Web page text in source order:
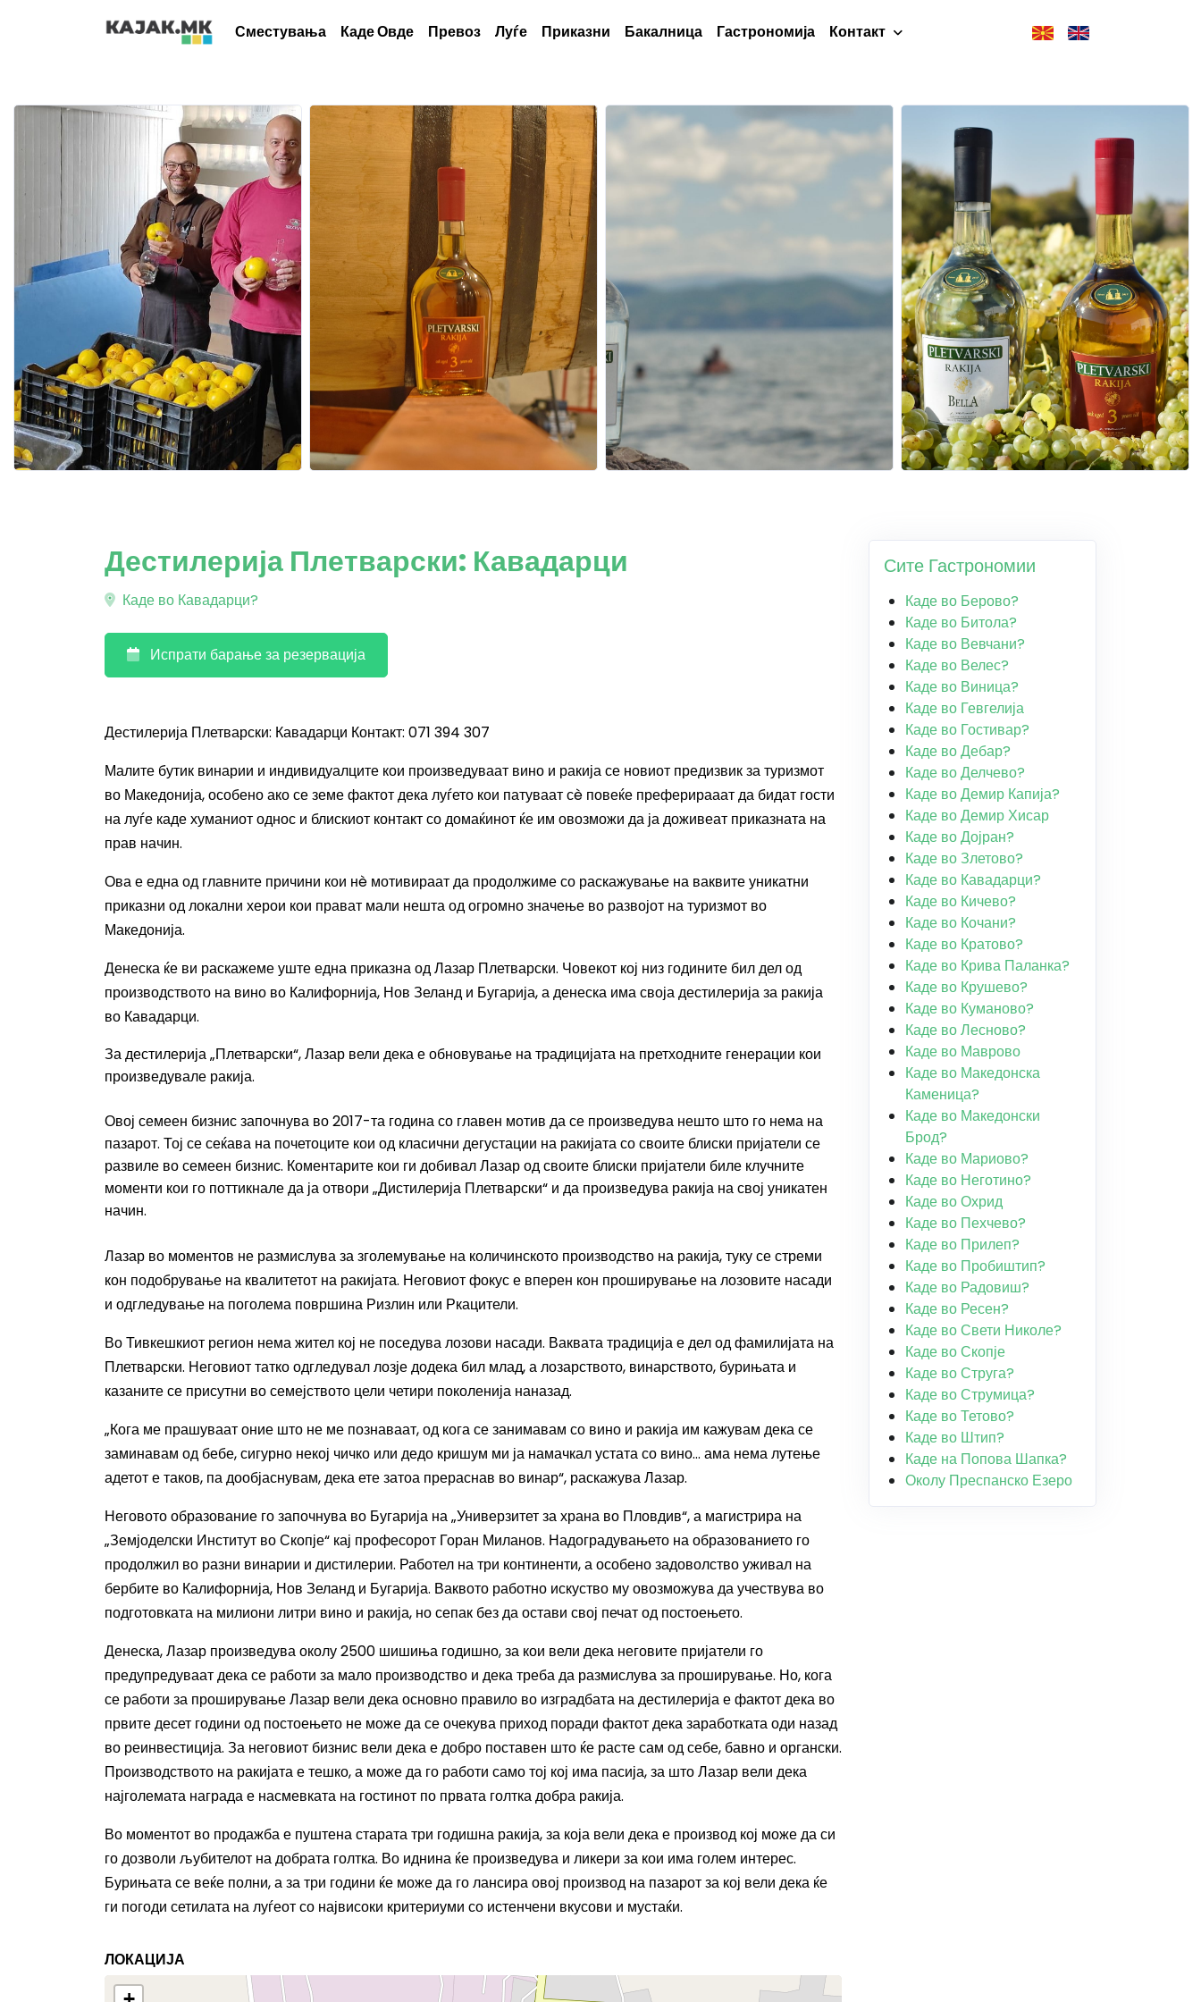
Сместувања Каде Овде Превоз Луѓе Приказни Бакалница Гастрономија Контакт
Дестилерија Плетварски: Кавадарци
Каде во Кавадарци?
Испрати барање за резервација
Дестилерија Плетварски: Кавадарци Контакт: 071 394 307
Малите бутик винарии и индивидуалците кои произведуваат вино и ракија се новиот предизвик за туризмот
во Македонија, особено ако се земе фактот дека луѓето кои патуваат сè повеќе преферирааат да бидат гости
на луѓе кадехуманиот однос и блискиот контакт содомаќинот ќе им овозможи да ја доживеат приказната на
прав начин.
Ова е една од главните причини кои нè мотивираатда продолжиме со раскажување на ваквите уникатни
приказни од локални херои кои прават мали нешта од огромно значење во развојот на туризмот во
Македонија.
Денеска ќе ви раскажеме уште една приказна одЛазар Плетварски. Човекот кој низ годините бил дел од
производството на вино во Калифорнија, Нов Зеланд и Бугарија, а денеска има својадестилерија за ракија
во Кавадарци.
За дестилерија „Плетварски“, Лазар вели дека е обновување на традицијата на претходните генерации кои
произведувале ракија.
Овој семеен бизнис започнува во 2017-та година со главен мотив да се произведува нешто што го нема на
пазарот. Тој се сеќава на почетоците кои од класични дегустации на ракијата со своите блиски пријатели се
развиле во семеен бизнис. Коментарите кои ги добивал Лазар од своите блиски пријатели биле клучните
моменти кои го поттикнале да ја отвори „Дистилерија Плетварски“ и да произведува ракија на свој уникатен
начин.
Лазар во моментов не размислува за зголемување на количинското производство на ракија, туку се стреми
кон подобрување на квалитетот на ракијата. Неговиот фокус е вперен кон проширување на лозовите насади
и одгледување на поголема површина Ризлин или Ркацители.
Во Тивкешкиот регион нема жител кој не поседува лозови насади. Ваквата традиција е дел од фамилијата на
Плетварски. Неговиот татко одгледувал лозје додека бил млад, а лозарството, винарството, бурињата и
казаните се присутни во семејството цели четири поколенија наназад.
„Кога ме прашуваат оние што не ме познаваат, од кога се занимавам со вино и ракија им кажувам декасе
заминавам од бебе, сигурно некој чичко или дедо кришум ми ја намачкал устата со вино... ама нема лутење
адетот е таков, па дообјаснувам, дека ете затоа прераснав во винар“, раскажува Лазар.
Неговото образование го започнува во Бугарија на „Универзитет за храна во Пловдив“, а магистрира на
„Земјоделски Институт во Скопје“ кај професорот Горан Миланов. Надоградувањето на образованието го
продолжил во разни винарии и дистилерии. Работел на три континенти, а особено задоволство уживал на
бербите во Калифорнија, Нов Зеланд и Бугарија. Ваквото работно искуство му овозможува да учествува во
подготовката на милиони литри вино и ракија, но сепак без да остави свој печат од постоењето.
Денеска, Лазар произведува околу 2500 шишиња годишно, за кои вели дека неговите пријатели го
предупредуваат дека се работи за мало производство и дека треба да размислува за проширување. Но, кога
се работи за проширување Лазар вели дека основно правило во изградбата на дестилерија е фактот дека во
првите десет години од постоењето не може да се очекува приход поради фактот дека заработката оди назад
во реинвестиција. За неговиот бизнис вели дека е добро поставен што ќе расте сам од себе, бавно и органски.
Производството на ракијата е тешко, а може да го работи само тој кој има пасија, за што Лазар вели дека
најголемата награда е насмевката на гостинот по првата голтка добра ракија.
Во моментот во продажба е пуштена старата три годишна ракија, за која вели дека е производ кој може да си
го дозволи љубителот на добрата голтка. Во иднина ќе произведува и ликери за кои има голем интерес.
Бурињата се веќе полни, а за три години ќе може да го лансира овој производ на пазарот за кој вели дека ќе
ги погоди сетилата на луѓеот со највисоки критериуми со истенчени вкусови и мустаќи.
ЛОКАЦИЈА
Сите Гастрономии
Каде во Берово?
Каде во Битола?
Каде во Вевчани?
Каде во Велес?
Каде во Виница?
Каде во Гевгелија
Каде во Гостивар?
Каде во Дебар?
Каде во Делчево?
Каде во Демир Капија?
Каде во Демир Хисар
Каде во Дојран?
Каде во Злетово?
Каде во Кавадарци?
Каде во Кичево?
Каде во Кочани?
Каде во Кратово?
Каде во Крива Паланка?
Каде во Крушево?
Каде во Куманово?
Каде во Лесново?
Каде во Маврово
Каде во Македонска
Каменица?
Каде во Македонски
Брод?
Каде во Мариово?
Каде во Неготино?
Каде во Охрид
Каде во Пехчево?
Каде во Прилеп?
Каде во Пробиштип?
Каде во Радовиш?
Каде во Ресен?
Каде во Свети Николе?
Каде во Скопје
Каде во Струга?
Каде во Струмица?
Каде во Тетово?
Каде во Штип?
Каде на Попова Шапка?
Околу Преспанско Езеро